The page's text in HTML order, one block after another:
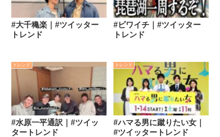
#大千穐楽｜#ツイッター
トレンド
#ビワイチ｜#ツイッター
トレンド
トレンド
#水原一平通訳｜#ツイッ
タートレンド
トレンド
#ハマる男に蹴りたい女｜
#ツイッタートレンド